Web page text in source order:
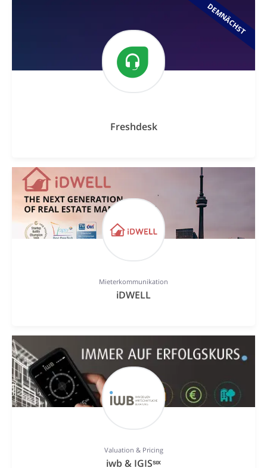
DEMNÄCHST
Freshdesk
Mieterkommunikation
iDWELL
Valuation & Pricing
iwb & IGISˢᶦˣ